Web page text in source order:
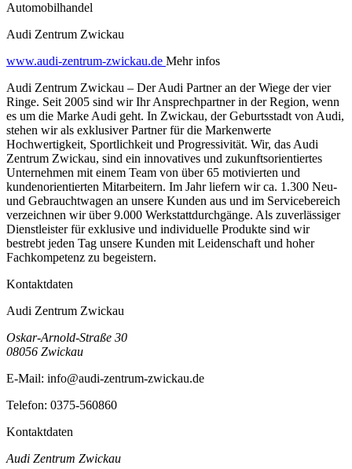
Automobilhandel
Audi Zentrum Zwickau
www.audi-zentrum-zwickau.de Mehr infos
Audi Zentrum Zwickau – Der Audi Partner an der Wiege der vier
Ringe. Seit 2005 sind wir Ihr Ansprechpartner in der Region, wenn
es um die Marke Audi geht. In Zwickau, der Geburtsstadt von Audi,
stehen wir als exklusiver Partner für die Markenwerte
Hochwertigkeit, Sportlichkeit und Progressivität. Wir, das Audi
Zentrum Zwickau, sind ein innovatives und zukunftsorientiertes
Unternehmen mit einem Team von über 65 motivierten und
kundenorientierten Mitarbeitern. Im Jahr liefern wir ca. 1.300 Neu-
und Gebrauchtwagen an unsere Kunden aus und im Servicebereich
verzeichnen wir über 9.000 Werkstattdurchgänge. Als zuverlässiger
Dienstleister für exklusive und individuelle Produkte sind wir
bestrebt jeden Tag unsere Kunden mit Leidenschaft und hoher
Fachkompetenz zu begeistern.
Kontaktdaten
Audi Zentrum Zwickau
Oskar-Arnold-Straße 30
08056 Zwickau
E-Mail: info@audi-zentrum-zwickau.de
Telefon: 0375-560860
Kontaktdaten
Audi Zentrum Zwickau